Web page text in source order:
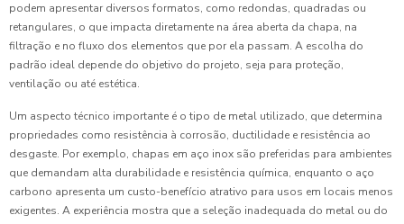
podem apresentar diversos formatos, como redondas, quadradas ou
retangulares, o que impacta diretamente na área aberta da chapa, na
filtração e no fluxo dos elementos que por ela passam. A escolha do
padrão ideal depende do objetivo do projeto, seja para proteção,
ventilação ou até estética.
Um aspecto técnico importante é o tipo de metal utilizado, que determina
propriedades como resistência à corrosão, ductilidade e resistência ao
desgaste. Por exemplo, chapas em aço inox são preferidas para ambientes
que demandam alta durabilidade e resistência química, enquanto o aço
carbono apresenta um custo-benefício atrativo para usos em locais menos
exigentes. A experiência mostra que a seleção inadequada do metal ou do